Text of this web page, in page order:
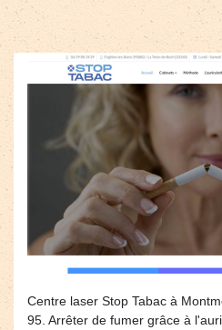
Centre laser Stop Tabac à
95. Arrêter de fumer grâce à